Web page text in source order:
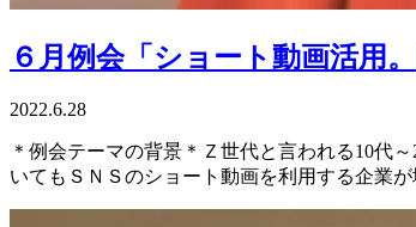
６月例会「ショート動画活用
2022.6.28
＊例会テーマの背景＊Ｚ世代と言われる10代
いてもＳＮＳのショート動画を利用する企業